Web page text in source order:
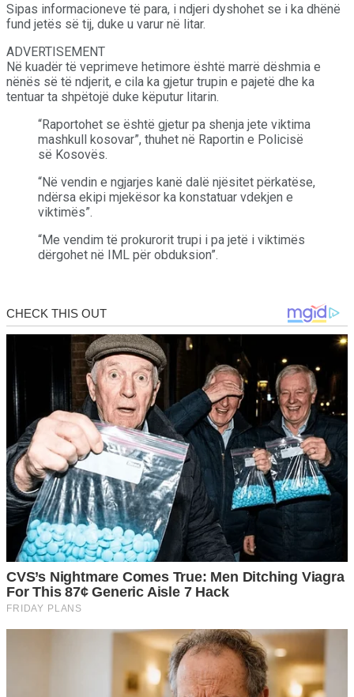
Sipas informacioneve të para, i ndjeri dyshohet se i ka dhënë
fund jetës së tij, duke u varur në litar.
ADVERTISEMENT
Në kuadër të veprimeve hetimore është marrë dëshmia e
nënës së të ndjerit, e cila ka gjetur trupin e pajetë dhe ka
tentuar ta shpëtojë duke këputur litarin.
“Raportohet se është gjetur pa shenja jete viktima
mashkull kosovar”, thuhet në Raportin e Policisë
së Kosovës.
“Në vendin e ngjarjes kanë dalë njësitet përkatëse,
ndërsa ekipi mjekësor ka konstatuar vdekjen e
viktimës”.
“Me vendim të prokurorit trupi i pa jetë i viktimës
dërgohet në IML për obduksion”.